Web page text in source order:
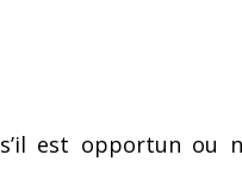
est opportun ou